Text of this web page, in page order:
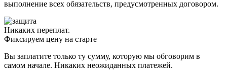
выполнение всех обязательств, предусмотренных договором.
Никаких переплат.
Фиксируем цену на старте
Вы заплатите только ту сумму, которую мы обговорим в
самом начале. Никаких неожиданных платежей.